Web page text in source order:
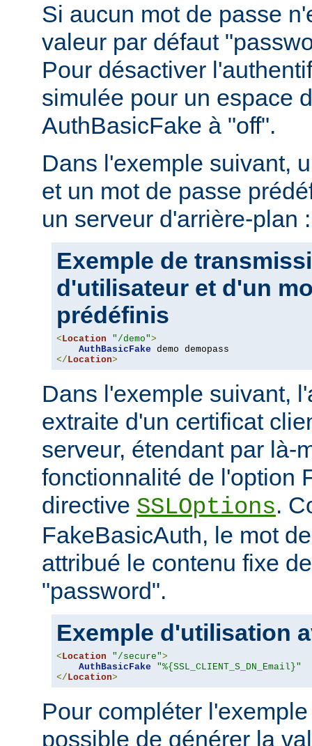
Si aucun mot de passe
valeur par défaut
Pour désactiver
simulée pour un espace
AuthBasicFake à "off".
Dans l'exemple suivant,
et un mot de passe
un serveur d'arrière-plan :
Exemple de
d'utilisateur et d'un
prédéfinis
<Location "/demo">
AuthBasicFake
</Location>
Dans l'exemple suivant,
extraite d'un certificat
serveur, étendant par là-
fonctionnalité de l'option
directive SSLOptions.
FakeBasicAuth, le mot
attribué le contenu fixe
"password".
Exemple d'utilisation
<Location "/secure">
AuthBasicFake
"%{SSL_CLIENT_S_DN_Email}"
</Location>
Pour compléter
possible de générer la